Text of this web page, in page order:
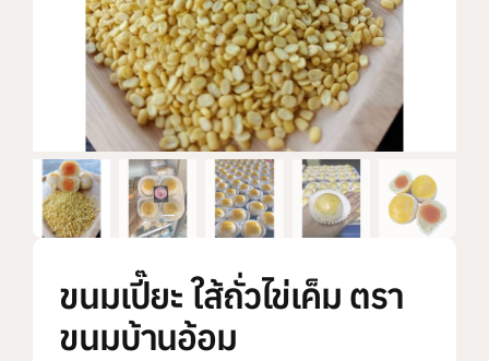
ติดต่อเรา
ขนมเปี๊ยะ ใส้ถั่วไข่เค็ม ตรา
ขนมบ้านอ้อม